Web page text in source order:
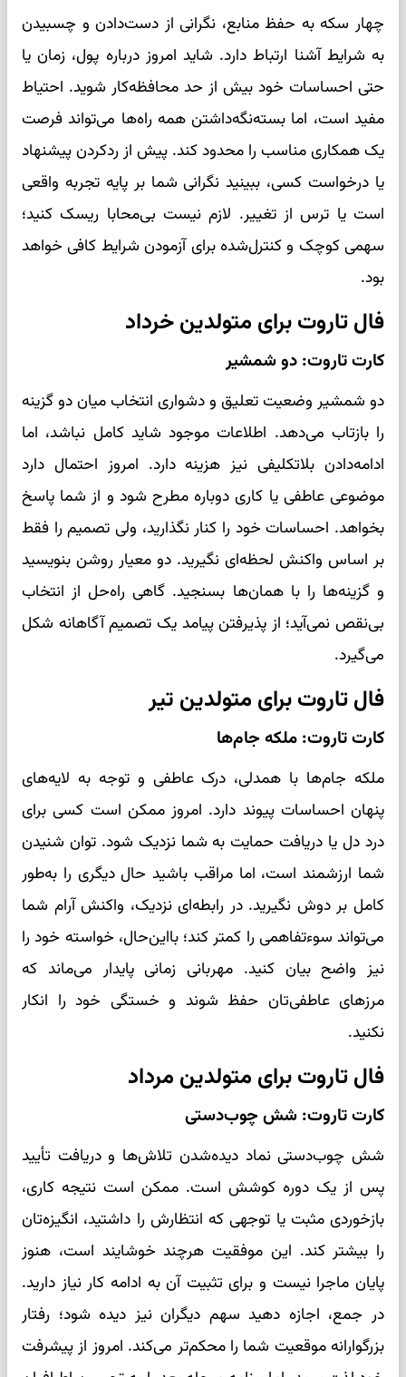
چهار سکه به حفظ منابع، نگرانی از دست‌دادن و چسبیدن
به شرایط آشنا ارتباط دارد. شاید امروز درباره پول، زمان یا
حتی احساسات خود بیش از حد محافظه‌کار شوید. احتیاط
مفید است، اما بسته‌نگه‌داشتن همه راه‌ها می‌تواند فرصت
یک همکاری مناسب را محدود کند. پیش از ردکردن پیشنهاد
یا درخواست کسی، ببینید نگرانی شما بر پایه تجربه واقعی
است یا ترس از تغییر. لازم نیست بی‌محابا ریسک کنید؛
سهمی کوچک و کنترل‌شده برای آزمودن شرایط کافی خواهد
بود.
فال تاروت برای متولدین خرداد
کارت تاروت: دو شمشیر
دو شمشیر وضعیت تعلیق و دشواری انتخاب میان دو گزینه
را بازتاب می‌دهد. اطلاعات موجود شاید کامل نباشد، اما
ادامه‌دادن بلاتکلیفی نیز هزینه دارد. امروز احتمال دارد
موضوعی عاطفی یا کاری دوباره مطرح شود و از شما پاسخ
بخواهد. احساسات خود را کنار نگذارید، ولی تصمیم را فقط
بر اساس واکنش لحظه‌ای نگیرید. دو معیار روشن بنویسید
و گزینه‌ها را با همان‌ها بسنجید. گاهی راه‌حل از انتخاب
بی‌نقص نمی‌آید؛ از پذیرفتن پیامد یک تصمیم آگاهانه شکل
می‌گیرد.
فال تاروت برای متولدین تیر
کارت تاروت: ملکه جام‌ها
ملکه جام‌ها با همدلی، درک عاطفی و توجه به لایه‌های
پنهان احساسات پیوند دارد. امروز ممکن است کسی برای
درد دل یا دریافت حمایت به شما نزدیک شود. توان شنیدن
شما ارزشمند است، اما مراقب باشید حال دیگری را به‌طور
کامل بر دوش نگیرید. در رابطه‌ای نزدیک، واکنش آرام شما
می‌تواند سوءتفاهمی را کمتر کند؛ بااین‌حال، خواسته خود را
نیز واضح بیان کنید. مهربانی زمانی پایدار می‌ماند که
مرزهای عاطفی‌تان حفظ شوند و خستگی خود را انکار
نکنید.
فال تاروت برای متولدین مرداد
کارت تاروت: شش چوب‌دستی
شش چوب‌دستی نماد دیده‌شدن تلاش‌ها و دریافت تأیید
پس از یک دوره کوشش است. ممکن است نتیجه کاری،
بازخوردی مثبت یا توجهی که انتظارش را داشتید، انگیزه‌تان
را بیشتر کند. این موفقیت هرچند خوشایند است، هنوز
پایان ماجرا نیست و برای تثبیت آن به ادامه کار نیاز دارید.
در جمع، اجازه دهید سهم دیگران نیز دیده شود؛ رفتار
بزرگوارانه موقعیت شما را محکم‌تر می‌کند. امروز از پیشرفت